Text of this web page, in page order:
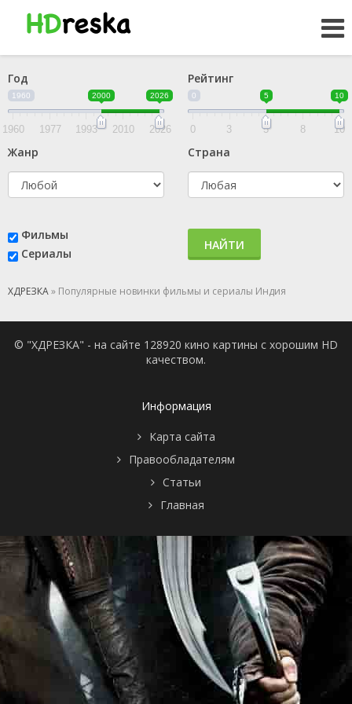
Год
1960 2000 2026
1960 1977 1993 2010 2026
Рейтинг
0 5 10
0 3 5 8 10
Жанр Страна
Фильмы
Сериалы
НАЙТИ
ХДРЕЗКА» Популярные новинки фильмы и сериалы Индия
© "ХДРЕЗКА" - на сайте 128920 кино картины с хорошим HD
качеством.
Информация
Карта сайта
Правообладателям
Статьи
Главная